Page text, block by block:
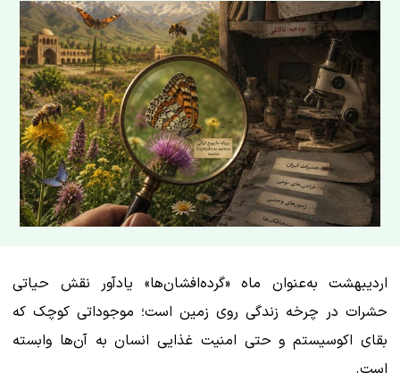
اردیبهشت به‌عنوان ماه «گرده‌افشان‌ها» یادآور نقش حیاتی
حشرات در چرخه زندگی روی زمین است؛ موجوداتی کوچک که
بقای اکوسیستم و حتی امنیت غذایی انسان به آن‌ها وابسته
است.